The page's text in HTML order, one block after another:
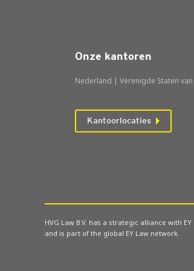
Onze kantoren
Nederland | Verenigde Staten
Kantoorlocaties
HVG Law B.V. has a strategic alliance with
and is part of the global EY Law network.